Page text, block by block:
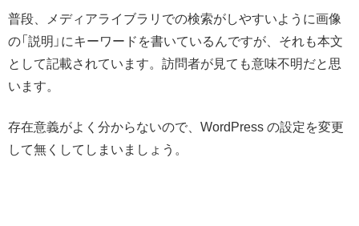
普段、メディアライブラリでの検索がしやすいように画像
の「説明」にキーワードを書いているんですが、それも本文
として記載されています。訪問者が見ても意味不明だと思
います。
存在意義がよく分からないので、WordPress の設定を変更
して無くしてしまいましょう。